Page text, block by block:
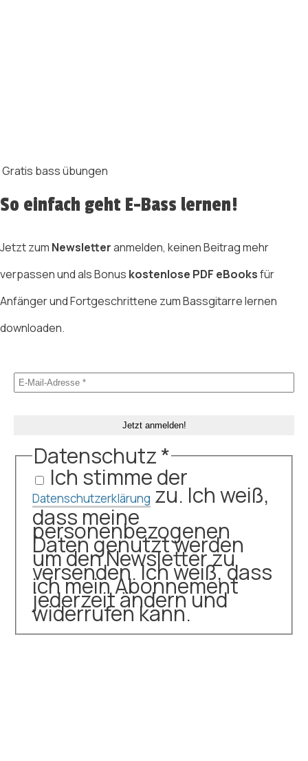
Gratis bass übungen
So einfach geht E-Bass lernen!
Jetzt zum Newsletteranmelden, keinen Beitrag mehr
verpassen und als Bonus kostenlose PDF eBooksfür
Anfänger und Fortgeschrittene zum Bassgitarre lernen
downloaden.
Datenschutz*
Ich stimme der
Datenschutzerklärung zu. Ich weiß,
dass meine
personenbezogenen
Daten genutzt werden
um den Newsletter zu
versenden. Ich weiß, dass
ich mein Abonnement
jederzeit ändern und
widerrufen kann.